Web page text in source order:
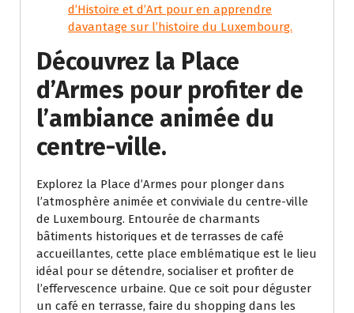
d’Histoire et d’Art pour en apprendre
davantage sur l’histoire du Luxembourg.
Découvrez la Place
d’Armes pour profiter de
l’ambiance animée du
centre-ville.
Explorez la Place d’Armes pour plonger dans
l’atmosphère animée et conviviale du centre-ville
de Luxembourg. Entourée de charmants
bâtiments historiques et de terrasses de café
accueillantes, cette place emblématique est le lieu
idéal pour se détendre, socialiser et profiter de
l’effervescence urbaine. Que ce soit pour déguster
un café en terrasse, faire du shopping dans les